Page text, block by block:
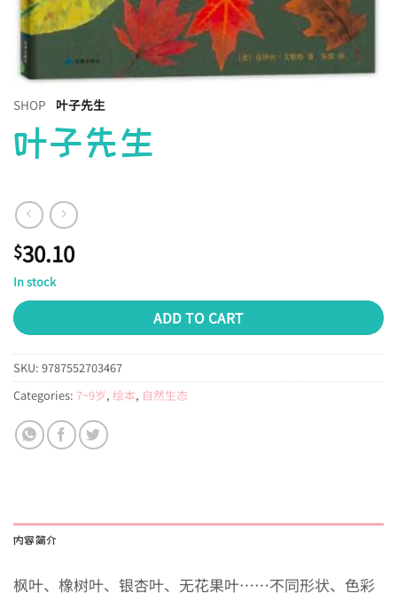
SHOP 叶子先生
叶子先生
$30.10
In stock
ADD TO CART
SKU: 9787552703467
Categories: 7~9岁, 绘本, 自然生态
内容简介
枫叶、橡树叶、银杏叶、无花果叶……不同形状、色彩